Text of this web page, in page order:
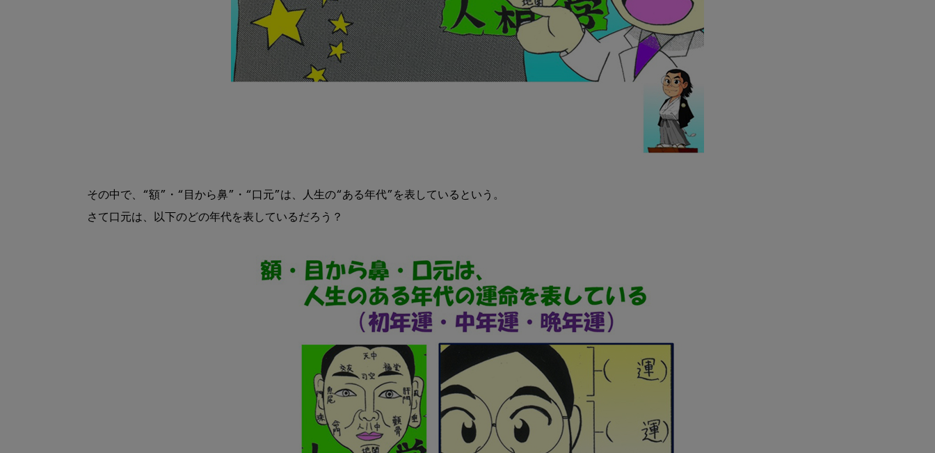
そ
の
11：
口
元
は
その中で、“額”・“目から鼻”・“口元”は、人生の“ある年代”を表しているという。
さて口元は、以下のどの年代を表しているだろう？